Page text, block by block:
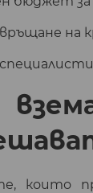
на
които